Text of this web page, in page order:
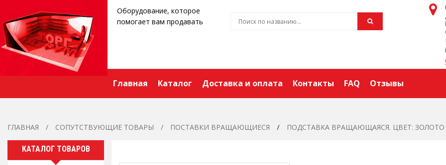
Оборудование, которое
помогает вам продавать
Главная Каталог Доставка и оплата Контакты FAQ Отзывы
ГЛАВНАЯ СОПУТСТВУЮЩИЕ ТОВАРЫ ПОСТАВКИ ВРАЩАЮЩИЕСЯ ПОДСТАВКА ВРАЩАЮЩАЯСЯ. ЦВЕТ: ЗОЛОТО
КАТАЛОГ ТОВАРОВ